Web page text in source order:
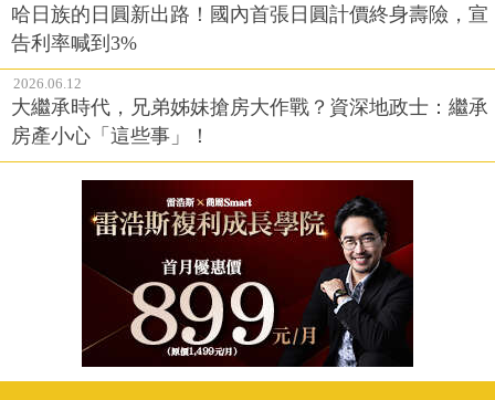
哈日族的日圓新出路！國內首張日圓計價終身壽險，宣
告利率喊到3%
2026.06.12
大繼承時代，兄弟姊妹搶房大作戰？資深地政士：繼承
房產小心「這些事」！